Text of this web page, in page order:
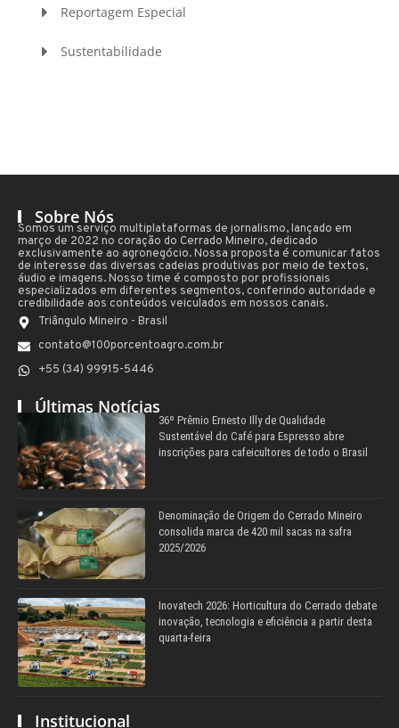
Reportagem Especial
Sustentabilidade
Sobre Nós
Somos um serviço multiplataformas de jornalismo, lançado em
março de 2022 no coração do Cerrado Mineiro, dedicado
exclusivamente ao agronegócio. Nossa proposta é comunicar fatos
de interesse das diversas cadeias produtivas por meio de textos,
áudio e imagens. Nosso time é composto por profissionais
especializados em diferentes segmentos, conferindo autoridade e
credibilidade aos conteúdos veiculados em nossos canais.
Triângulo Mineiro - Brasil
contato@100porcentoagro.com.br
+55 (34) 99915-5446
Últimas Notícias
36º Prêmio Ernesto Illy de Qualidade
Sustentável do Café para Espresso abre
inscrições para cafeicultores de todo o Brasil
Denominação de Origem do Cerrado Mineiro
consolida marca de 420 mil sacas na safra
2025/2026
Inovatech 2026: Horticultura do Cerrado debate
inovação, tecnologia e eficiência a partir desta
quarta-feira
Institucional